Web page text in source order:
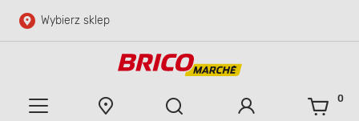
Przejdź do głównej zawartości
Wybierz sklep
0